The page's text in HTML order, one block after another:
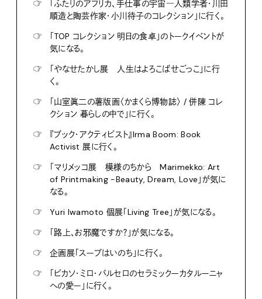
☞
「ふたりのアフリカ、手仕事の宇宙―人類学者・川田
順造と陶芸作家・小川待子のコレクション」に行く。
☞
「TOP コレクション 明日の食卓」のトークイベントが
気になる。
☞
「やなせたかし展 人生はよろこばせごっこ」に行
く。
☞
「山室眞二の薯版画〈かまくら博物誌〉 / 併陳 コレ
クション 暮らしの中で」に行く。
☞
『ブック・アクティビスト』Irma Boom: Book
Activist 展に行く。
☞
「マリメッコ展 模様のちから Marimekko: Art
of Printmaking -Beauty, Dream, Love」が気に
なる。
☞
Yuri Iwamoto 個展「Living Tree」が気になる。
☞
「路上、お邪魔ですか？」が気になる。
☞
企画展「スープはいのち」に行く。
☞
「ピカソ・ミロ・バルセロのセラミックーカタルーニャ
への愛ー」に行く。